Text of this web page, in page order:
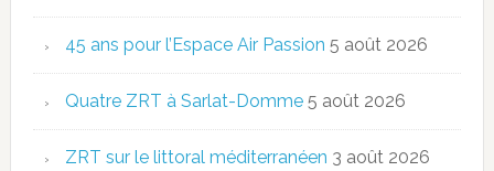
45 ans pour l’Espace Air Passion 5 août 2026
Quatre ZRT à Sarlat-Domme 5 août 2026
ZRT sur le littoral méditerranéen 3 août 2026